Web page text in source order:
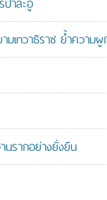
เทวาธิราช ย้ำความ
นรากอย่างยั่งยืน